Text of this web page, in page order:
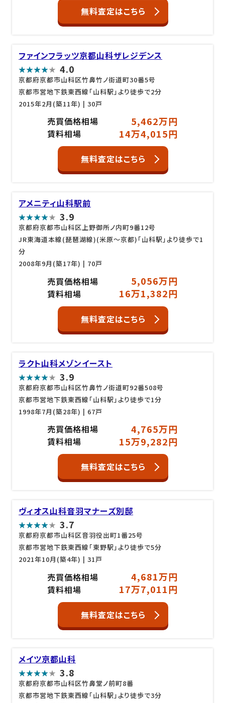
無料査定はこちら
ファインフラッツ京都山科ザレジデンス
4.0
京都府京都市山科区竹鼻竹ノ街道町30番5号
京都市営地下鉄東西線「山科駅」より徒歩で2分
2015年2月(築11年) | 30戸
売買価格相場 5,462万円
賃料相場 14万4,015円
無料査定はこちら
アメニティ山科駅前
3.9
京都府京都市山科区上野御所ノ内町9番12号
JR東海道本線(琵琶湖線)(米原～京都)「山科駅」より徒歩で1
分
2008年9月(築17年) | 70戸
売買価格相場 5,056万円
賃料相場 16万1,382円
無料査定はこちら
ラクト山科メゾンイースト
3.9
京都府京都市山科区竹鼻竹ノ街道町92番508号
京都市営地下鉄東西線「山科駅」より徒歩で1分
1998年7月(築28年) | 67戸
売買価格相場 4,765万円
賃料相場 15万9,282円
無料査定はこちら
ヴィオス山科音羽マナーズ別邸
3.7
京都府京都市山科区音羽役出町1番25号
京都市営地下鉄東西線「東野駅」より徒歩で5分
2021年10月(築4年) | 31戸
売買価格相場 4,681万円
賃料相場 17万7,011円
無料査定はこちら
メイツ京都山科
3.8
京都府京都市山科区竹鼻堂ノ前町8番
京都市営地下鉄東西線「山科駅」より徒歩で3分